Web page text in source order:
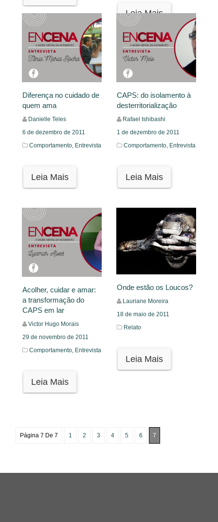
Leia Mais
Diferença no cuidado de
quem ama
Danielle Teles
6 de dezembro de 2011
Comportamento, Entrevista
Leia Mais
CAPS: do isolamento à
desterritorialização
Rafael Ishibashi
1 de dezembro de 2011
Comportamento, Entrevista
Leia Mais
Acolher, cuidar e amar:
a transformação do
CAPS em lar
Victor Hugo Morais
29 de novembro de 2011
Comportamento, Entrevista
Leia Mais
Onde estão os Loucos?
Lauriane Moreira
18 de maio de 2011
Relato
Leia Mais
Página 7 De 7 1 2 3 4 5 6 7